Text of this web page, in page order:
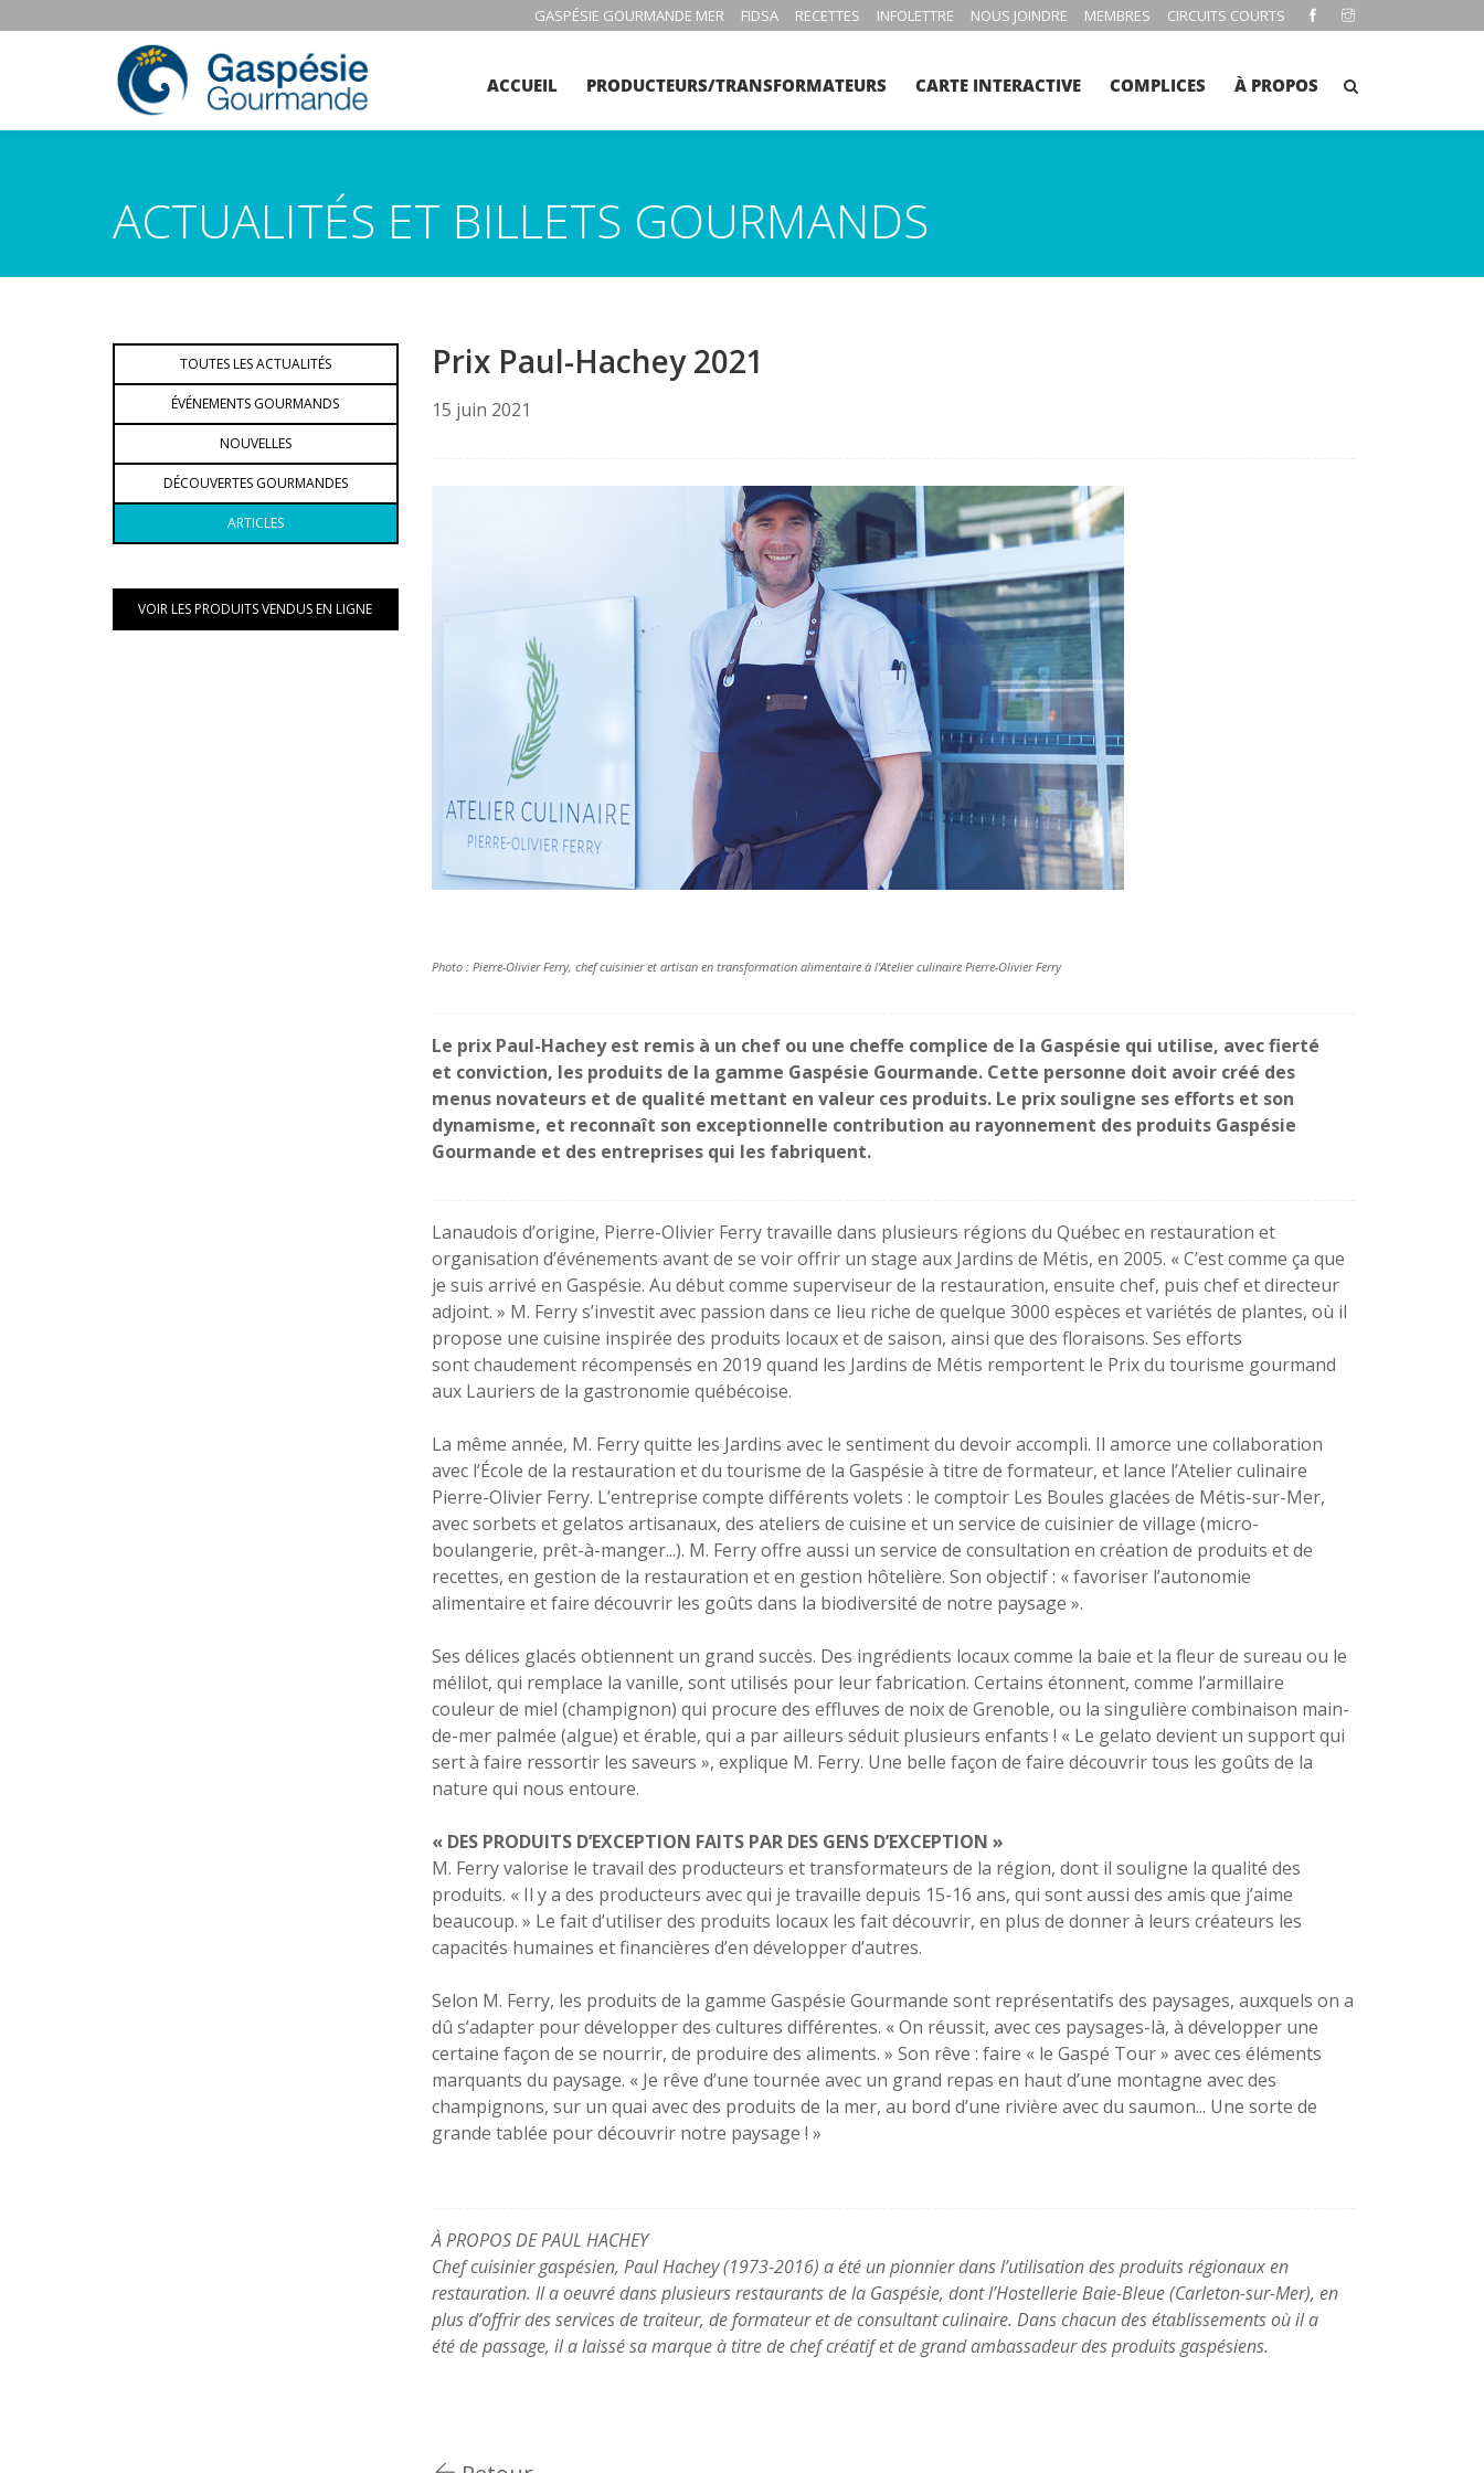
GASPÉSIE GOURMANDE MER FIDSA RECETTES INFOLETTRE NOUS JOINDRE MEMBRES CIRCUITS COURTS
ACCUEIL PRODUCTEURS/TRANSFORMATEURS CARTE INTERACTIVE COMPLICES À PROPOS
ACTUALITÉS ET BILLETS GOURMANDS
TOUTES LES ACTUALITÉS
ÉVÉNEMENTS GOURMANDS
NOUVELLES
DÉCOUVERTES GOURMANDES
ARTICLES
VOIR LES PRODUITS VENDUS EN LIGNE
Prix Paul-Hachey 2021
15 juin 2021
Photo : Pierre-Olivier Ferry, chef cuisinier et artisan en transformation alimentaire à l’Atelier culinaire Pierre-Olivier Ferry
Le prix Paul-Hachey est remis à un chef ou une cheffe complice de la Gaspésie qui utilise, avec fierté
et conviction, les produits de la gamme Gaspésie Gourmande. Cette personne doit avoir créé des
menus novateurs et de qualité mettant en valeur ces produits. Le prix souligne ses efforts et son
dynamisme, et reconnaît son exceptionnelle contribution au rayonnement des produits Gaspésie
Gourmande et des entreprises qui les fabriquent.
Lanaudois d’origine, Pierre-Olivier Ferry travaille dans plusieurs régions du Québec en restauration et
organisation d’événements avant de se voir offrir un stage aux Jardins de Métis, en 2005. « C’est comme ça que
je suis arrivé en Gaspésie. Au début comme superviseur de la restauration, ensuite chef, puis chef et directeur
adjoint. » M. Ferry s’investit avec passion dans ce lieu riche de quelque 3000 espèces et variétés de plantes, où il
propose une cuisine inspirée des produits locaux et de saison, ainsi que des floraisons. Ses efforts
sont chaudement récompensés en 2019 quand les Jardins de Métis remportent le Prix du tourisme gourmand
aux Lauriers de la gastronomie québécoise.
La même année, M. Ferry quitte les Jardins avec le sentiment du devoir accompli. Il amorce une collaboration
avec l’École de la restauration et du tourisme de la Gaspésie à titre de formateur, et lance l’Atelier culinaire
Pierre-Olivier Ferry. L’entreprise compte différents volets : le comptoir Les Boules glacées de Métis-sur-Mer,
avec sorbets et gelatos artisanaux, des ateliers de cuisine et un service de cuisinier de village (micro-
boulangerie, prêt-à-manger...). M. Ferry offre aussi un service de consultation en création de produits et de
recettes, en gestion de la restauration et en gestion hôtelière. Son objectif : « favoriser l’autonomie
alimentaire et faire découvrir les goûts dans la biodiversité de notre paysage ».
Ses délices glacés obtiennent un grand succès. Des ingrédients locaux comme la baie et la fleur de sureau ou le
mélilot, qui remplace la vanille, sont utilisés pour leur fabrication. Certains étonnent, comme l’armillaire
couleur de miel (champignon) qui procure des effluves de noix de Grenoble, ou la singulière combinaison main-
de-mer palmée (algue) et érable, qui a par ailleurs séduit plusieurs enfants ! « Le gelato devient un support qui
sert à faire ressortir les saveurs », explique M. Ferry. Une belle façon de faire découvrir tous les goûts de la
nature qui nous entoure.
« DES PRODUITS D’EXCEPTION FAITS PAR DES GENS D’EXCEPTION »
M. Ferry valorise le travail des producteurs et transformateurs de la région, dont il souligne la qualité des
produits. « Il y a des producteurs avec qui je travaille depuis 15-16 ans, qui sont aussi des amis que j’aime
beaucoup. » Le fait d’utiliser des produits locaux les fait découvrir, en plus de donner à leurs créateurs les
capacités humaines et financières d’en développer d’autres.
Selon M. Ferry, les produits de la gamme Gaspésie Gourmande sont représentatifs des paysages, auxquels on a
dû s’adapter pour développer des cultures différentes. « On réussit, avec ces paysages-là, à développer une
certaine façon de se nourrir, de produire des aliments. » Son rêve : faire « le Gaspé Tour » avec ces éléments
marquants du paysage. « Je rêve d’une tournée avec un grand repas en haut d’une montagne avec des
champignons, sur un quai avec des produits de la mer, au bord d’une rivière avec du saumon... Une sorte de
grande tablée pour découvrir notre paysage ! »
À PROPOS DE PAUL HACHEY
Chef cuisinier gaspésien, Paul Hachey (1973-2016) a été un pionnier dans l’utilisation des produits régionaux en
restauration. Il a oeuvré dans plusieurs restaurants de la Gaspésie, dont l’Hostellerie Baie-Bleue (Carleton-sur-Mer), en
plus d’offrir des services de traiteur, de formateur et de consultant culinaire. Dans chacun des établissements où il a
été de passage, il a laissé sa marque à titre de chef créatif et de grand ambassadeur des produits gaspésiens.